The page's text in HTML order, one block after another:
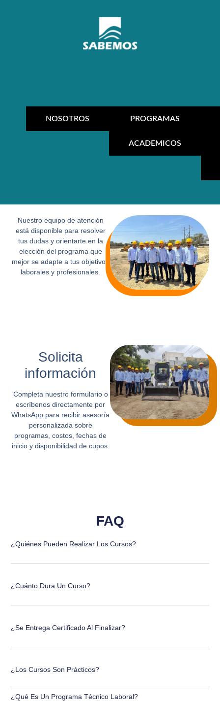
NOSOTROS PROGRAMAS
ACADEMICOS
Nuestro equipo de atención
está disponible para resolver
tus dudas y orientarte en la
elección del programa que
mejor se adapte a tus objetivos
laborales y profesionales.
Solicita
información
Completa nuestro formulario o
escríbenos directamente por
WhatsApp para recibir asesoría
personalizada sobre
programas, costos, fechas de
inicio y disponibilidad de cupos.
FAQ
¿Quiénes Pueden Realizar Los Cursos?
¿Cuánto Dura Un Curso?
¿Se Entrega Certificado Al Finalizar?
¿Los Cursos Son Prácticos?
¿Qué Es Un Programa Técnico Laboral?